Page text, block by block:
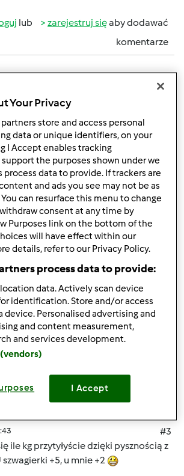
lub zarejestruj sięaby dodawać
komentarze
gotuję i jem aby nie nabrać masy
Góra strony
lub zarejestruj sięaby dodawać
komentarze
#3
ile kg przytyłyście dzięki pysznością z
szwagierki +5, u mnie +2
Your Privacy
partners store and access personal
data or unique identifiers, on your
I Accept enables tracking
the purposes shown under we
process data to provide. If trackers are
and ads you see may not be as
can resurface this menu to change
consent at any time by
Purposes link on the bottom of the
will have effect within our
details, refer to our Privacy Policy.
process data to provide:
data. Actively scan device
identification. Store and/or access
device. Personalised advertising and
and content measurement,
and services development.
I Accept